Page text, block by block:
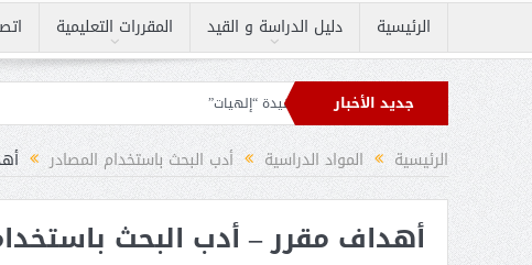
الرئيسية دليل الدراسة و القيد المقررات التعليمية
جديد الأخبار – الفقه 1 أهداف مقرر – العقيدة “إلهيات”
الرئيسية المواد الدراسية أدب البحث باستخدام المصادر
أهداف مقرر – أدب البحث